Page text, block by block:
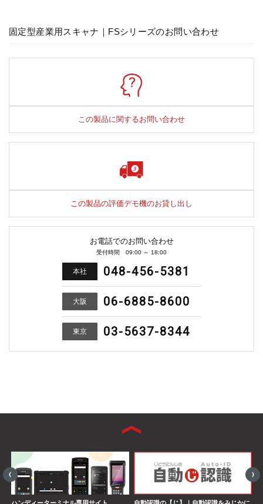
固定型産業用スキャナ｜FSシリーズのお問い合わせ
この製品に関するお問い合わせ
この製品の評価デモ機のお貸し出し
お電話でのお問い合わせ
受付時間 09:00 ～ 18:00
本社 048-456-5381
大阪 06-6885-8600
東京 03-5637-8344